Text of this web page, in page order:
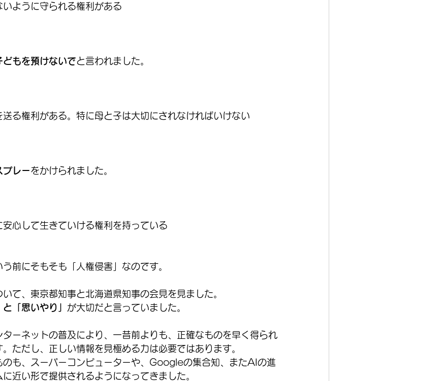
いように守られる権利がある
どもを預けないでと言われました。
る権利がある。特に母と子は大切にされなければいけない
プレーをかけられました。
心して生きていける権利を持っている
前にそもそも「人権侵害」なのです。
て、東京都知事と北海道県知事の会見を見ました。
と「思いやり」 が大切だと言っていました。
ターネットの普及により、一昔前よりも、正確なものを早く得られ
ただし、正しい情報を見極める力は必要ではあります。
のも、スーパーコンピューターや、Googleの集合知、またAIの進
近い形で提供されるようになってきました。